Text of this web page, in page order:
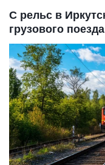
С рельс в
грузового поезда